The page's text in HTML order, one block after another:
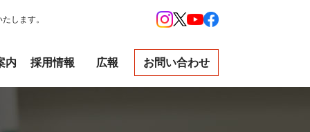
します。
内 採用情報 広報 お問い合わせ